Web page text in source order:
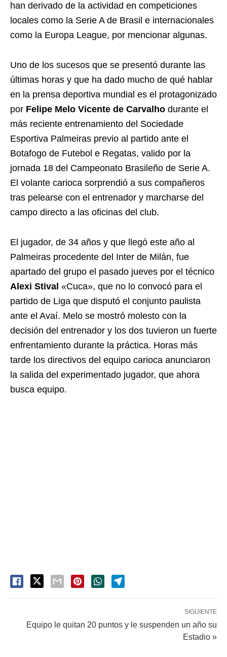
han derivado de la actividad en competiciones
locales como la Serie A de Brasil e internacionales
como la Europa League, por mencionar algunas.
Uno de los sucesos que se presentó durante las
últimas horas y que ha dado mucho de qué hablar
en la prensa deportiva mundial es el protagonizado
por Felipe Melo Vicente de Carvalho durante el
más reciente entrenamiento del Sociedade
Esportiva Palmeiras previo al partido ante el
Botafogo de Futebol e Regatas, valido por la
jornada 18 del Campeonato Brasileño de Serie A.
El volante carioca sorprendió a sus compañeros
tras pelearse con el entrenador y marcharse del
campo directo a las oficinas del club.
El jugador, de 34 años y que llegó este año al
Palmeiras procedente del Inter de Milán, fue
apartado del grupo el pasado jueves por el técnico
Alexi Stival «Cuca», que no lo convocó para el
partido de Liga que disputó el conjunto paulista
ante el Avaí. Melo se mostró molesto con la
decisión del entrenador y los dos tuvieron un fuerte
enfrentamiento durante la práctica. Horas más
tarde los directivos del equipo carioca anunciaron
la salida del experimentado jugador, que ahora
busca equipo.
SIGUIENTE
Equipo le quitan 20 puntos y le suspenden un año su
Estadio »